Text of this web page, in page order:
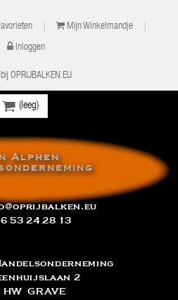
Mijn Winkelmandje
Inloggen
OPRIJBALKEN.EU
(leeg)
Alphen
53 24 28 13
2
HW GRAVE